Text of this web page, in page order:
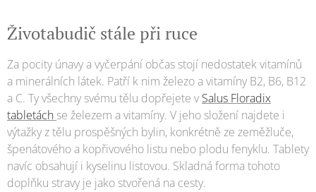
Životabudič stále při ruce
Za pocity únavy a vyčerpání občas stojí nedostatek vitamínů
a minerálních látek. Patří k nim železo a vitamíny B2, B6, B12
a C. Ty všechny svému tělu dopřejete v Salus Floradix
tabletách se železem a vitamíny. V jeho složení najdete i
výtažky z tělu prospěšných bylin, konkrétně ze zeměžluče,
špenátového a kopřivového listu nebo plodu fenyklu. Tablety
navíc obsahují i kyselinu listovou. Skladná forma tohoto
doplňku stravy je jako stvořená na cesty.